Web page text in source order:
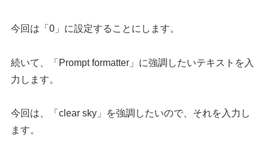
今回は「0」に設定することにします。
続いて、「Prompt formatter」に強調したいテキストを入
力します。
今回は、「clear sky」を強調したいので、それを入力し
ます。